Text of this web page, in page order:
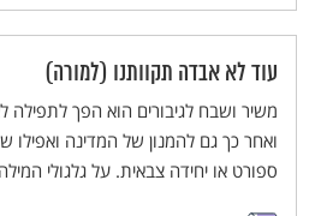
עוד לא אבדה תקוותנו (למורה)
משיר ושבח לגיבורים הוא הפך לתפילה
ואחר כך גם להמנון של המדינה ואפילו
ספורט או יחידה צבאית. על גלגולי